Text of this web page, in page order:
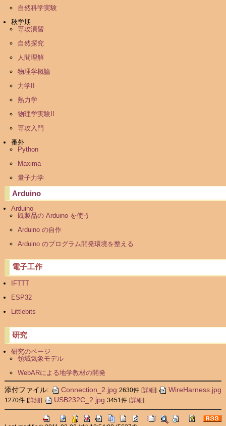
自然科学実験
秋学期
専攻演習
自然探究
人間理解
物理学概論
力学II
熱力学
物理学実験II
専攻入門
番外
Python
Maxima
量子力学
Arduino
Arduino
既製品の Arduino を使う
Arduino の自作
Arduino のプログラム開発環境を整える
電子工作
IFTTT
ESP32
Littlebits
研究
研究のページ
領域気象モデル
WebARによる地学教材の開発
添付ファイル: Connection_2.jpg 2630件 [詳細] WireHarness.jpg
1270件 [詳細] USB232C_2.jpg 3451件 [詳細]